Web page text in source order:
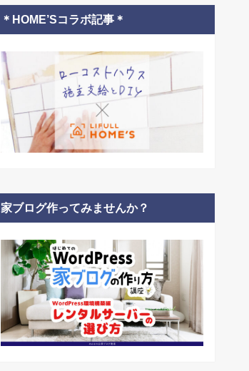
＊HOME’Sコラボ記事＊
家ブログ作ってみませんか？